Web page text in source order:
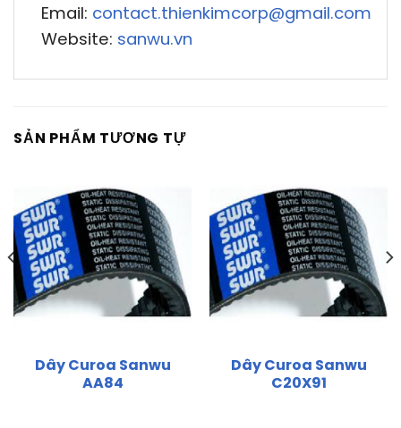
Email: contact.thienkimcorp@gmail.com
Website: sanwu.vn
SẢN PHẨM TƯƠNG TỰ
Dây Curoa Sanwu
AA84
Dây Curoa Sanwu
C20X91